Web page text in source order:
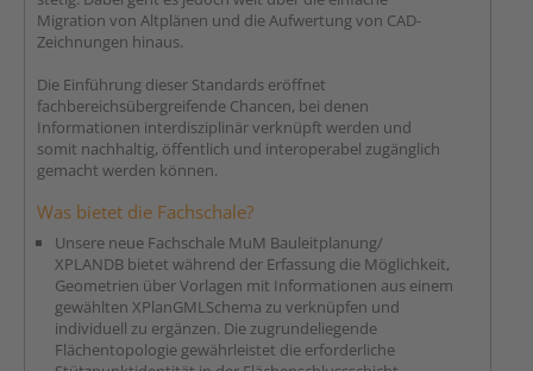
Migration von Altplänen und die Aufwertung von CAD-
Zeichnungen hinaus.
Die Einführung dieser Standards eröffnet
fachbereichsübergreifende Chancen, bei denen
Informationen interdisziplinär verknüpft werden und
somit nachhaltig, öffentlich und interoperabel zugänglich
gemacht werden können.
Was bietet die Fachschale?
Unsere neue Fachschale MuM Bauleitplanung/
XPLANDB bietet während der Erfassung die Möglichkeit,
Geometrien über Vorlagen mit Informationen aus einem
gewählten XPlanGMLSchema zu verknüpfen und
individuell zu ergänzen. Die zugrundeliegende
Flächentopologie gewährleistet die erforderliche